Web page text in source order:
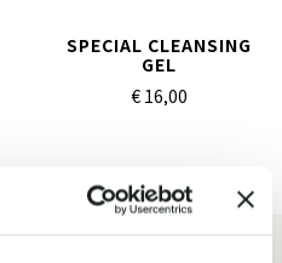
SPECIAL CLEANSING
GEL
€ 16,00